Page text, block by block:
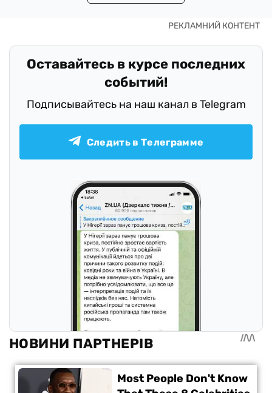
Оставайтесь в курсе последних
событий!
Подписывайтесь на наш канал в Telegram
Следить в Телеграмме